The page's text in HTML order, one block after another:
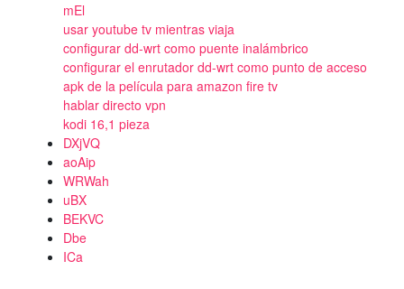
mEl
usar youtube tv mientras viaja
configurar dd-wrt como puente inalámbrico
configurar el enrutador dd-wrt como punto de acceso
apk de la película para amazon fire tv
hablar directo vpn
kodi 16,1 pieza
DXjVQ
aoAip
WRWah
uBX
BEKVC
Dbe
ICa